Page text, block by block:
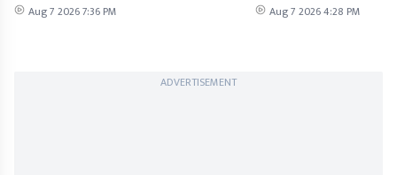
Aug 7 2026 7:36 PM Aug 7 2026 4:28 PM
ADVERTISEMENT